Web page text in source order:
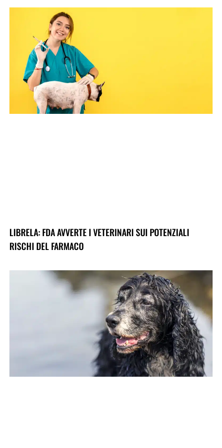
LIBRELA: FDA AVVERTE I VETERINARI SUI POTENZIALI
RISCHI DEL FARMACO